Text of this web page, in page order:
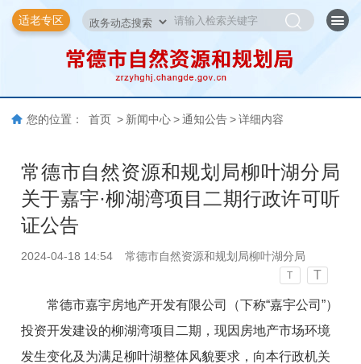
适老专区
您的位置： 首页 > 新闻中心 > 通知公告 > 详细内容
常德市自然资源和规划局柳叶湖分局
关于嘉宇·柳湖湾项目二期行政许可听
证公告
2024-04-18 14:54 常德市自然资源和规划局柳叶湖分局
T T
常德市嘉宇房地产开发有限公司（下称“嘉宇公司”）
投资开发建设的柳湖湾项目二期，现因房地产市场环境
发生变化及为满足柳叶湖整体风貌要求，向本行政机关